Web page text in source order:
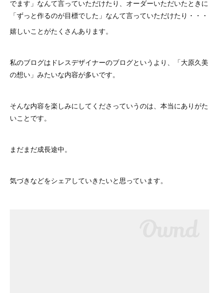
でます」なんて言っていただけたり、オーダーいただいたときに
「ずっと作るのが目標でした」なんて言っていただけたり・・・
嬉しいことがたくさんあります。
私のブログはドレスデザイナーのブログというより、「大原久美
の想い」みたいな内容が多いです。
そんな内容を楽しみにしてくださっていうのは、本当にありがた
いことです。
まだまだ成長途中。
気づきなどをシェアしていきたいと思っています。